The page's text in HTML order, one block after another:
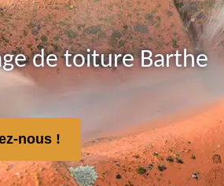
de toiture Barthe
nous !